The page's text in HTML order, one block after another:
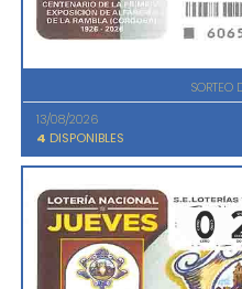
SORTEO
13/08/2026
4 DISPONIBLES